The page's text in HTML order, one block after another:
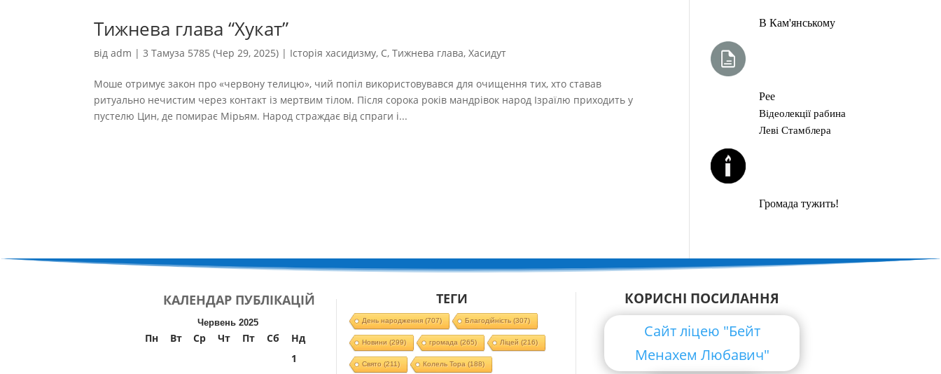
Тижнева глава “Хукат”
відadm |3 Тамуза 5785 (Чер 29, 2025) | Історія хасидизму, С,Тижнева глава,Хасидут
Моше отримує закон про «червону телицю», чий попіл використовувався для очищення тих, хто ставав
ритуально нечистим через контакт із мертвим тілом. Після сорока років мандрівок народ Ізраїлю приходить у
пустелю Цин, де помирає Мірьям. Народ страждає від спраги і...
В Кам'янському
Рее
Відеолекції рабина
Леві Стамблера
Громада тужить!
КАЛЕНДАР ПУБЛІКАЦІЙ
Червень 2025
Пн Вт Ср Чт Пт Сб
Нд
1
ТЕГИ
День народження(707) Благодійність (307)
Новини (299) громада (265) Ліцей (216)
Свято (211) Колель Тора (188)
КОРИСНІ ПОСИЛАННЯ
Сайт ліцею "Бейт
Менахем Любавич"